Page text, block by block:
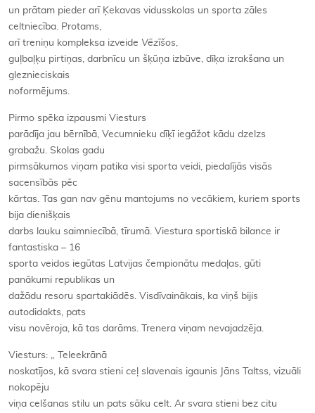
un prātam pieder arī Ķekavas vidusskolas un sporta zāles
celtniecība. Protams,
arī treniņu kompleksa izveide Vēzīšos
guļbaļķu pirtiņas, darbnīcu un šķūņa izbūve, dīķa izrakšana un
gleznieciskais
noformējums.
Pirmo spēka izpausmi Viesturs
parādīja jau bērnībā, Vecumnieku dīķī iegāžot kādu dzelzs
grabažu. Skolas gadu
pirmsākumos viņam patika visi sporta veidi, piedalījās visās
sacensībās pēc
kārtas. Tas gan nav gēnu mantojums no vecākiem, kuriem sports
bija dienišķais
darbs lauku saimniecībā, tīrumā. Viestura sportiskā bilance ir
fantastiska – 16
sporta veidos iegūtas Latvijas čempionātu medaļas, gūti
panākumi republikas un
dažādu resoru spartakiādēs. Visdīvainākais, ka viņš bijis
autodidakts, pats
visu novēroja, kā tas darāms. Trenera viņam nevajadzēja.
Viesturs: „ Teleekrānā
noskatījos, kā svara stieni ceļ slavenais igaunis Jāns Taltss, vizuāli
nokopēju
viņa celšanas stilu un pats sāku celt. Ar svara stieni bez citu